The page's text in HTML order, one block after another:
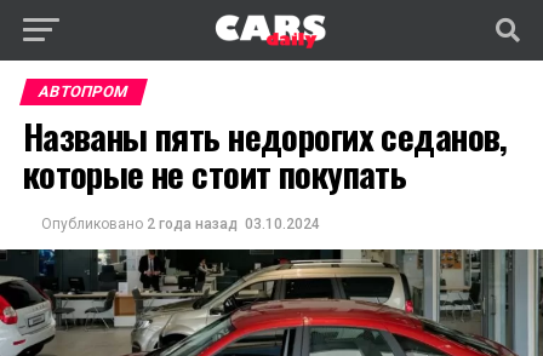
АВТОПРОМ
Названы пять недорогих седанов,
которые не стоит покупать
Опубликовано 2 года назад 03.10.2024